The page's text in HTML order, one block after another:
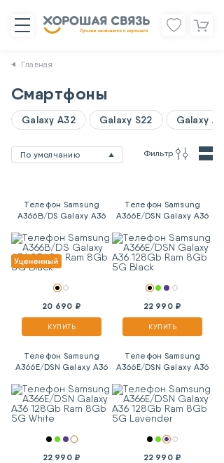
Главная
Смартфоны
Galaxy A32 Galaxy S22 Galaxy
По умолчанию Фильтр
Телефон Samsung
A366B/DS Galaxy A36
Black
20 690 ₽
КУПИТЬ
Телефон Samsung
A366E/DSN Galaxy A36
Black
22 990 ₽
КУПИТЬ
Телефон Samsung
A366E/DSN Galaxy A36
White
22 990 ₽
Телефон Samsung
A366E/DSN Galaxy A36
Lavender
22 990 ₽